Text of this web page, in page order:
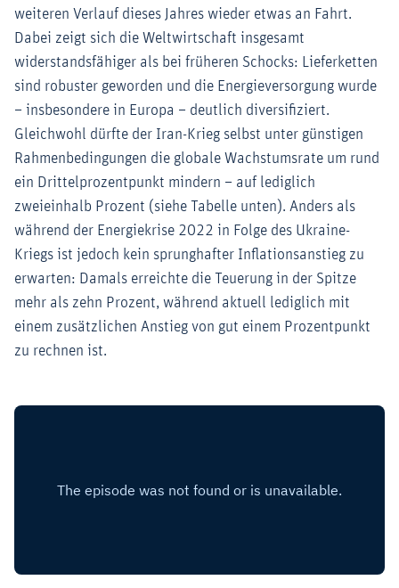
weiteren Verlauf dieses Jahres wieder etwas an Fahrt.
Dabei zeigt sich die Weltwirtschaft insgesamt
widerstandsfähiger als bei früheren Schocks: Lieferketten
sind robuster geworden und die Energieversorgung wurde
– insbesondere in Europa – deutlich diversifiziert.
Gleichwohl dürfte der Iran-Krieg selbst unter günstigen
Rahmenbedingungen die globale Wachstumsrate um rund
ein Drittelprozentpunkt mindern – auf lediglich
zweieinhalb Prozent (siehe Tabelle unten). Anders als
während der Energiekrise 2022 in Folge des Ukraine-
Kriegs ist jedoch kein sprunghafter Inflationsanstieg zu
erwarten: Damals erreichte die Teuerung in der Spitze
mehr als zehn Prozent, während aktuell lediglich mit
einem zusätzlichen Anstieg von gut einem Prozentpunkt
zu rechnen ist.